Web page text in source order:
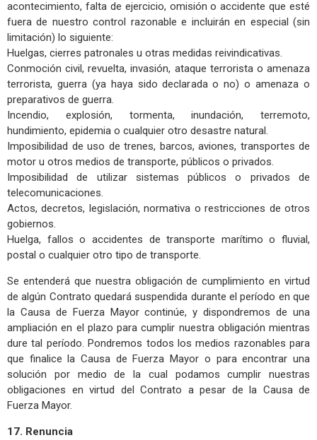
acontecimiento, falta de ejercicio, omisión o accidente que esté
fuera de nuestro control razonable e incluirán en especial (sin
limitación) lo siguiente:
Huelgas, cierres patronales u otras medidas reivindicativas.
Conmoción civil, revuelta, invasión, ataque terrorista o amenaza
terrorista, guerra (ya haya sido declarada o no) o amenaza o
preparativos de guerra.
Incendio, explosión, tormenta, inundación, terremoto,
hundimiento, epidemia o cualquier otro desastre natural.
Imposibilidad de uso de trenes, barcos, aviones, transportes de
motor u otros medios de transporte, públicos o privados.
Imposibilidad de utilizar sistemas públicos o privados de
telecomunicaciones.
Actos, decretos, legislación, normativa o restricciones de otros
gobiernos.
Huelga, fallos o accidentes de transporte marítimo o fluvial,
postal o cualquier otro tipo de transporte.
Se entenderá que nuestra obligación de cumplimiento en virtud
de algún Contrato quedará suspendida durante el período en que
la Causa de Fuerza Mayor continúe, y dispondremos de una
ampliación en el plazo para cumplir nuestra obligación mientras
dure tal período. Pondremos todos los medios razonables para
que finalice la Causa de Fuerza Mayor o para encontrar una
solución por medio de la cual podamos cumplir nuestras
obligaciones en virtud del Contrato a pesar de la Causa de
Fuerza Mayor.
17. Renuncia